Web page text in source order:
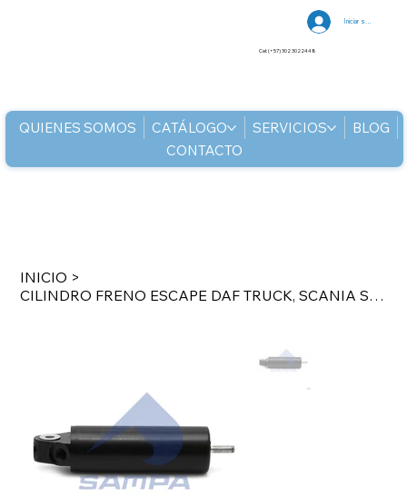
QUIENES SOMOS CATÁLOGO SERVICIOS
BLOG
CONTACTO
Iniciar sesión
Cel: (+57) 302 3022448
INICIO >
CILINDRO FRENO ESCAPE DAF TRUCK, SCANIA SERIES 4 BUS TRUCK